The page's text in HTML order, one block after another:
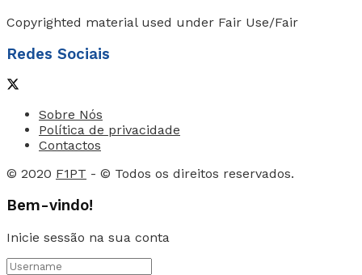
Copyrighted material used under Fair Use/Fair
Redes Sociais
Sobre Nós
Política de privacidade
Contactos
© 2020 F1PT - © Todos os direitos reservados.
Bem-vindo!
Inicie sessão na sua conta